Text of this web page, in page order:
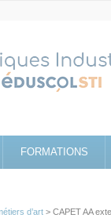
FORMATIONS
d’art > CAPET AA